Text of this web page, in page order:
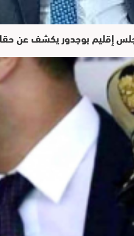
إقليم بوجدور يكشف عن